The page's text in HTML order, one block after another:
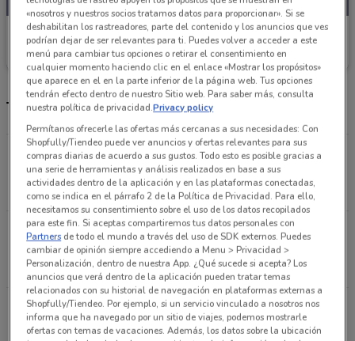
Makita
Caduca el 31/12
Tiendas Makita más cercanas
AV. PRESIDENTE PLUTARCO ELIAS CALLES No.
1331, NATIVITAS Ciudad De México
6.2 km
CALZ. DE LA VIGA No. 1953-B, PRADO
CHURUBUSCO Ciudad De México
6.3 km
Av Ermita Ixtapalapa No. 556 Ciudad De México
6.9 km
«nosotros y nuestros socios tratamos datos para proporcionar». Si se
deshabilitan los rastreadores, parte del contenido y los anuncios que ves
podrían dejar de ser relevantes para ti. Puedes volver a acceder a este
menú para cambiar tus opciones o retirar el consentimiento en
cualquier momento haciendo clic en el enlace «Mostrar los propósitos»
que aparece en el en la parte inferior de la página web. Tus opciones
tendrán efecto dentro de nuestro Sitio web. Para saber más, consulta
nuestra política de privacidad.Privacy policy
Permítanos ofrecerle las ofertas más cercanas a sus necesidades: Con
Shopfully/Tiendeo puede ver anuncios y ofertas relevantes para sus
compras diarias de acuerdo a sus gustos. Todo esto es posible gracias a
una serie de herramientas y análisis realizados en base a sus
actividades dentro de la aplicación y en las plataformas conectadas,
como se indica en el párrafo 2 de la Política de Privacidad. Para ello,
necesitamos su consentimiento sobre el uso de los datos recopilados
para este fin. Si aceptas compartiremos tus datos personales con
Partners de todo el mundo a través del uso de SDK externos. Puedes
cambiar de opinión siempre accediendo a Menu > Privacidad >
Personalización, dentro de nuestra App. ¿Qué sucede si acepta? Los
anuncios que verá dentro de la aplicación pueden tratar temas
relacionados con su historial de navegación en plataformas externas a
Shopfully/Tiendeo. Por ejemplo, si un servicio vinculado a nosotros nos
informa que ha navegado por un sitio de viajes, podemos mostrarle
ofertas con temas de vacaciones. Además, los datos sobre la ubicación